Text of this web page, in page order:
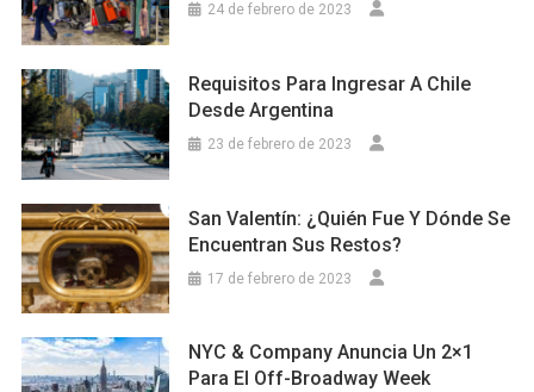
24 de febrero de 2023
Requisitos Para Ingresar A Chile
Desde Argentina
23 de febrero de 2023
San Valentín: ¿Quién Fue Y Dónde Se
Encuentran Sus Restos?
17 de febrero de 2023
NYC & Company Anuncia Un 2×1
Para El Off-Broadway Week